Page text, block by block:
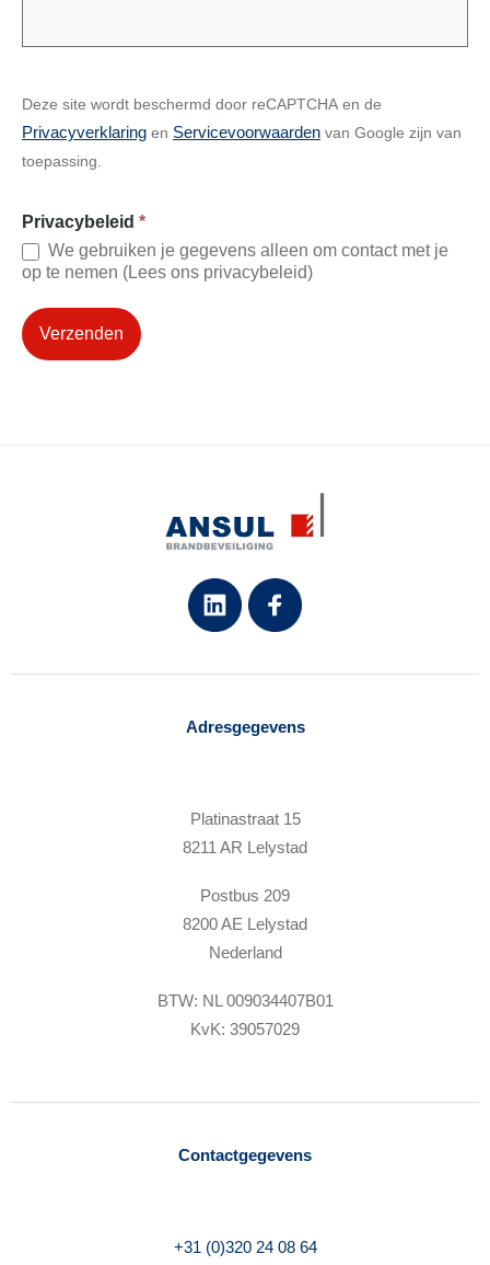
Deze site wordt beschermd door reCAPTCHA en de
Privacyverklaring en Servicevoorwaarden van Google zijn van
toepassing.
Privacybeleid *
We gebruiken je gegevens alleen om contact met je
op te nemen (Lees ons privacybeleid)
Verzenden
Adresgegevens
Platinastraat 15
8211 AR Lelystad
Postbus 209
8200 AE Lelystad
Nederland
BTW: NL 009034407B01
KvK: 39057029
Contactgegevens
+31 (0)320 24 08 64